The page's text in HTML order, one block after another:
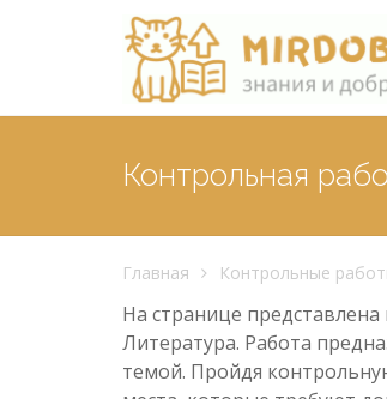
Контрольная
Главная Контрольные
На странице
Литература. Работа
темой. Пройдя